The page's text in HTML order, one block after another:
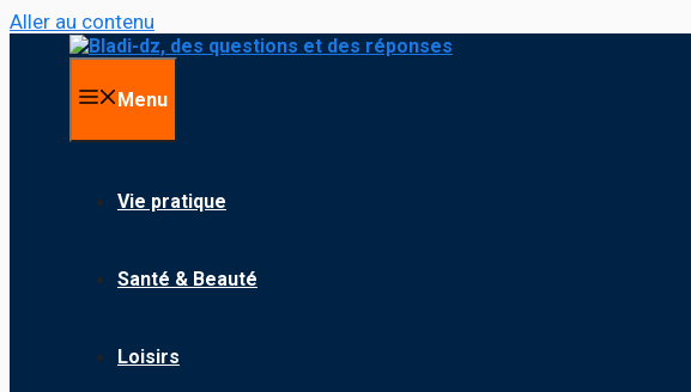
Aller au contenu
Menu
Vie pratique
Santé & Beauté
Loisirs